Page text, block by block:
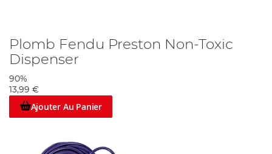
Plomb Fendu Preston Non-Toxic
Dispenser
90%
13,99 €
Ajouter Au Panier